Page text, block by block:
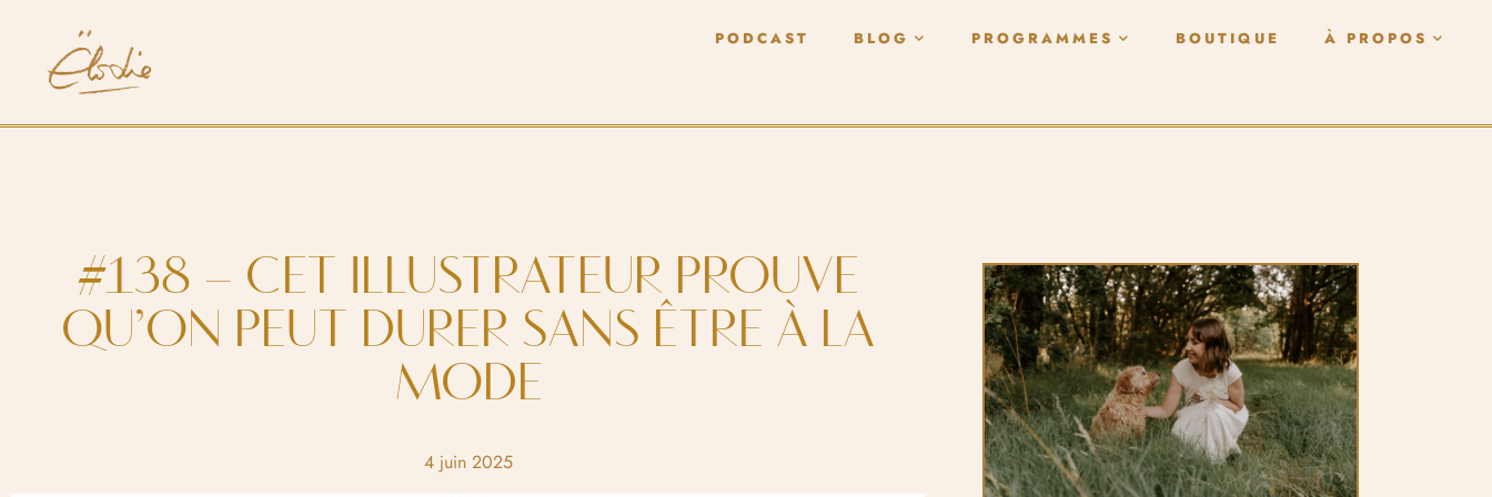
PODCAST BLOG PROGRAMMES BOUTIQUE À PROPOS
#138 – CET ILLUSTRATEUR PROUVE
QU’ON PEUT DURER SANS ÊTRE À LA
MODE
4 juin 2025